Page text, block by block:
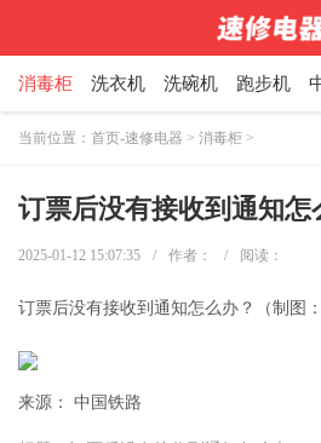
消毒柜 洗衣机 洗碗机 跑步机
当前位置： 首页-速修电器 > 消毒柜 >
订票后没有接收到通知怎
2025-01-12 15:07:35 / 作者： / 阅读：
订票后没有接收到通知怎么办？（制图
来源： 中国铁路